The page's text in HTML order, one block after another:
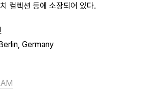
컬렉션 등에 소장되어 있다.
Germany